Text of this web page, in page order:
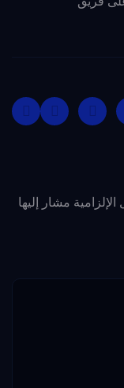
الإلزامية مشار إليها